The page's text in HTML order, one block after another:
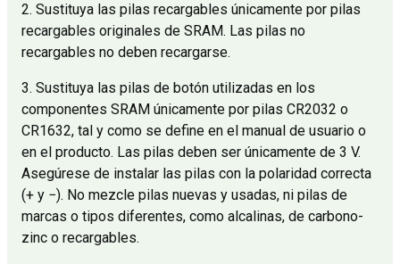
2. Sustituya las pilas recargables únicamente por pilas
recargables originales de SRAM. Las pilas no
recargables no deben recargarse.
3. Sustituya las pilas de botón utilizadas en los
componentes SRAM únicamente por pilas CR2032 o
CR1632, tal y como se define en el manual de usuario o
en el producto. Las pilas deben ser únicamente de 3 V.
Asegúrese de instalar las pilas con la polaridad correcta
(+ y −). No mezcle pilas nuevas y usadas, ni pilas de
marcas o tipos diferentes, como alcalinas, de carbono-
zinc o recargables.